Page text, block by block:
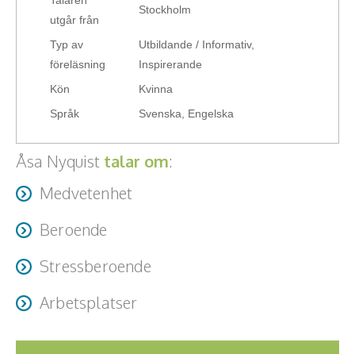
Hälsa, friskvård
Innovation, kreativitet, entreprenörskap,
intraprenörskap
Kommunikation och media
Ledarskap, medarbetarskap, HR
utgår från
Stockholm
Typ av
föreläsning
Utbildande / Informativ,
Inspirerande
Kön
Kvinna
Språk
Svenska, Engelska
Åsa Nyquist talar om:
Medvetenhet
Beroende
Stressberoende
Arbetsplatser